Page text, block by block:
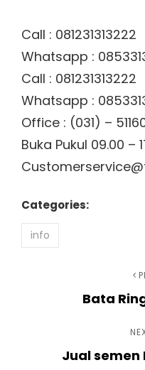
Call : 081231313222
Whatsapp :
Call : 081231313222
Whatsapp :
Office : (031) –
Buka Pukul 09.00 –
Categories:
info
Bata
Jual semen